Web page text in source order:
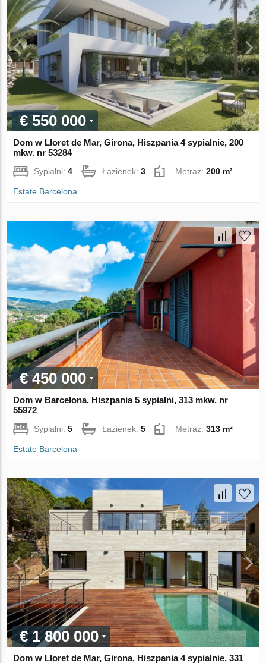
€ 550 000
Dom w Lloret de Mar, Girona, Hiszpania 4 sypialnie, 200
mkw. nr 53284
Sypialni:4 Łazienek:3 Metraż:200 m²
Estate Barcelona
€ 450 000
Dom w Barcelona, Hiszpania 5 sypialni, 313 mkw. nr
55972
Sypialni:5 Łazienek:5 Metraż:313 m²
Estate Barcelona
€ 1 800 000
Dom w Lloret de Mar, Girona, Hiszpania 4 sypialnie, 331